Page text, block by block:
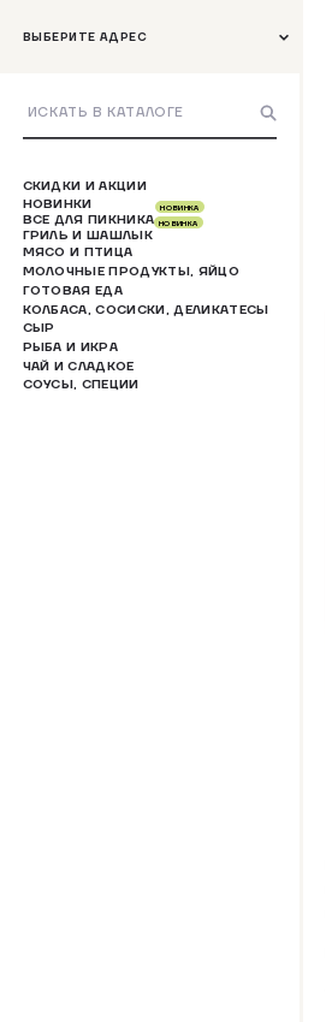
ВЫБЕРИТЕ АДРЕС
СКИДКИ И АКЦИИ
НОВИНКИ
ВСЕ ДЛЯ ПИКНИКА
НОВИНКА
ГРИЛЬ И ШАШЛЫК
НОВИНКА
МЯСО И ПТИЦА
МОЛОЧНЫЕ ПРОДУКТЫ, ЯЙЦО
ГОТОВАЯ ЕДА
КОЛБАСА, СОСИСКИ, ДЕЛИКАТЕСЫ
СЫР
РЫБА И ИКРА
ЧАЙ И СЛАДКОЕ
СОУСЫ, СПЕЦИИ